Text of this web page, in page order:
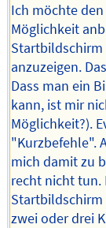
Ich möchte
Möglichkeit
Startbildschirm
anzuzeigen.
Dass man ein
kann, ist mir
Möglichkeit?).
"Kurzbefehle".
mich damit zu
recht nicht tun.
Startbildschirm
zwei oder drei